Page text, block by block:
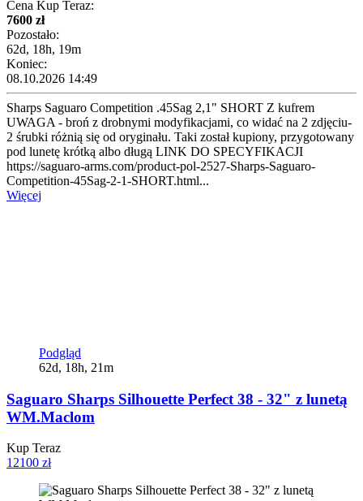
Cena Kup Teraz:
7600 zł
Pozostało:
62d, 18h, 19m
Koniec:
08.10.2026 14:49
Sharps Saguaro Competition .45Sag 2,1" SHORT Z kufrem
UWAGA - broń z drobnymi modyfikacjami, co widać na 2 zdjęciu-
2 śrubki różnią się od oryginału. Taki został kupiony, przygotowany
pod lunetę krótką albo długą LINK DO SPECYFIKACJI
https://saguaro-arms.com/product-pol-2527-Sharps-Saguaro-
Competition-45Sag-2-1-SHORT.html...
Więcej
Podgląd
62d, 18h, 21m
Saguaro Sharps Silhouette Perfect 38 - 32" z lunetą
WM.Maclom
Kup Teraz
12100 zł